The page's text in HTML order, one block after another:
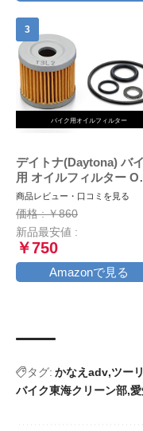
バイク用オイルフィルター
デイトナ(Daytona) バ
用 オイルフィルター O
ング ドレンワッシャー
ドレスV125/G/S 等 オイ
交換パーフェクトセット
18058 通しNo:S-36
商品レビュー・口コミを見る
価格 : ￥860
新品最安値 :
￥750
Amazonで見る
タグ: かなえadv ツー
バイク東海クリーン部